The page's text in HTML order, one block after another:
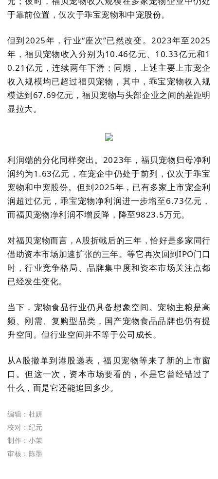
于靠前位置，仅次于乖宝宠物和中宠股份。
但到2025年，行业“座次”已然改变。2023年至2025
年，福贝宠物收入分别为10.46亿元、10.33亿元和1
0.21亿元，连续两年下滑；同期，上述主要上市宠企
收入规模均已超过福贝宠物，其中，乖宝宠物收入规
模达到67.69亿元，福贝宠物与头部企业之间的差距明
显拉大。
利润端的分化同样突出。2023年，福贝宠物归母净利
润约为1.63亿元，在宠企中仍处于前列，仅次于乖宝
宠物和中宠股份。但到2025年，已有多家上市宠企利
润超过亿元，乖宝宠物净利润进一步增至6.73亿元，
而福贝宠物净利润不增反降，降至9823.5万元。
对福贝宠物而言，A股折戟后的三年，恰好是多家同行
借助资本市场加速扩张的三年。等它再次回到IPO门口
时，行业竞争格局、品牌集中度和资本市场关注点都
已经发生变化。
当下，宠物食品行业仍具备想象空间。宠物主粮是高
频、刚需、复购型品类，国产宠物食品品牌也仍有提
升空间。但行业空间并不等于公司成长。
从A股撤单到港股递表，福贝宠物等来了新的上市窗
口。但这一次，资本市场要看的，不是它曾经错过了
什么，而是它还能追回多少。
编辑：杜妍
校对：纪元
制作：小茉
审核：陈墨